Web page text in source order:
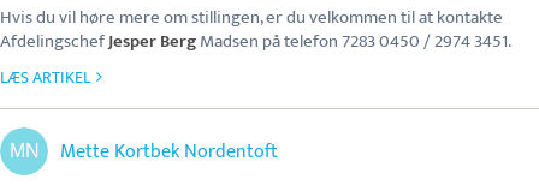
Hvis du vil høre mere om stillingen, er du velkommen til at kontakte
AfdelingschefJesper BergMadsen på telefon 7283 0450 / 2974 3451.
LÆS ARTIKEL
Mette Kortbek Nordentoft